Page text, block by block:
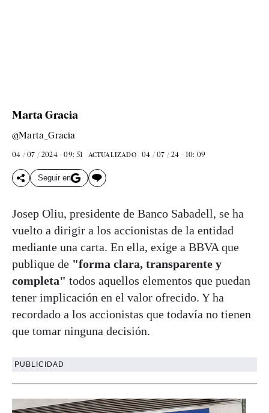
Marta Gracia
@Marta_Gracia
04 / 07 / 2024 - 09: 51 ACTUALIZADO 04 / 07 / 24 - 10: 09
Seguir en
Josep Oliu, presidente de Banco Sabadell, se ha
vuelto a dirigir a los accionistas de la entidad
mediante una carta. En ella, exige a BBVA que
publique de "forma clara, transparente y
completa" todos aquellos elementos que puedan
tener implicación en el valor ofrecido. Y ha
recordado a los accionistas que todavía no tienen
que tomar ninguna decisión.
PUBLICIDAD